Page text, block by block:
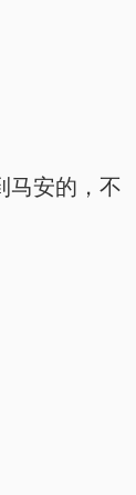
马安的，不